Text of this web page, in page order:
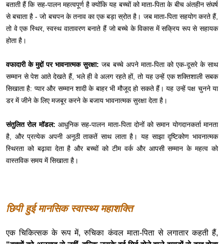
बताती हैं कि सह-पालन महत्वपूर्ण है क्योंकि यह बच्चों को माता-पिता के बीच अंतहीन संघर्ष
से बचाता है - जो बचपन के तनाव का एक बड़ा स्रोत है। जब माता-पिता सहयोग करते हैं,
तो वे एक स्थिर, स्वस्थ वातावरण बनाते हैं जो बच्चे के विकास में सक्रिय रूप से सहायक
होता है।
वफादारी के मुद्दों पर भावनात्मक सुरक्षा: जब बच्चे अपने माता-पिता को एक-दूसरे के साथ
सम्मान से पेश आते देखते हैं, भले ही वे अलग रहते हों, तो यह उन्हें एक शक्तिशाली सबक
सिखाता है: प्यार और सम्मान शादी के बाहर भी मौजूद हो सकते हैं। यह उन्हें पक्ष चुनने या
डर में जीने के लिए मजबूर करने के बजाय भावनात्मक सुरक्षा देता है।
संतुलित रोल मॉडल: आधुनिक सह-पालन माता-पिता दोनों को समान योगदानकर्ता मानता
है, और प्रत्येक अपनी अनूठी ताकतें साथ लाता है। यह साझा दृष्टिकोण भावनात्मक
स्थिरता को बढ़ावा देता है और बच्चों को टीम वर्क और आपसी सम्मान के महत्व को
वास्तविक समय में सिखाता है।
छिपी हुई मानसिक स्वास्थ्य महाशक्ति
एक चिकित्सक के रूप में, रुचिका कंवल माता-पिता से लगातार कहती हैं,